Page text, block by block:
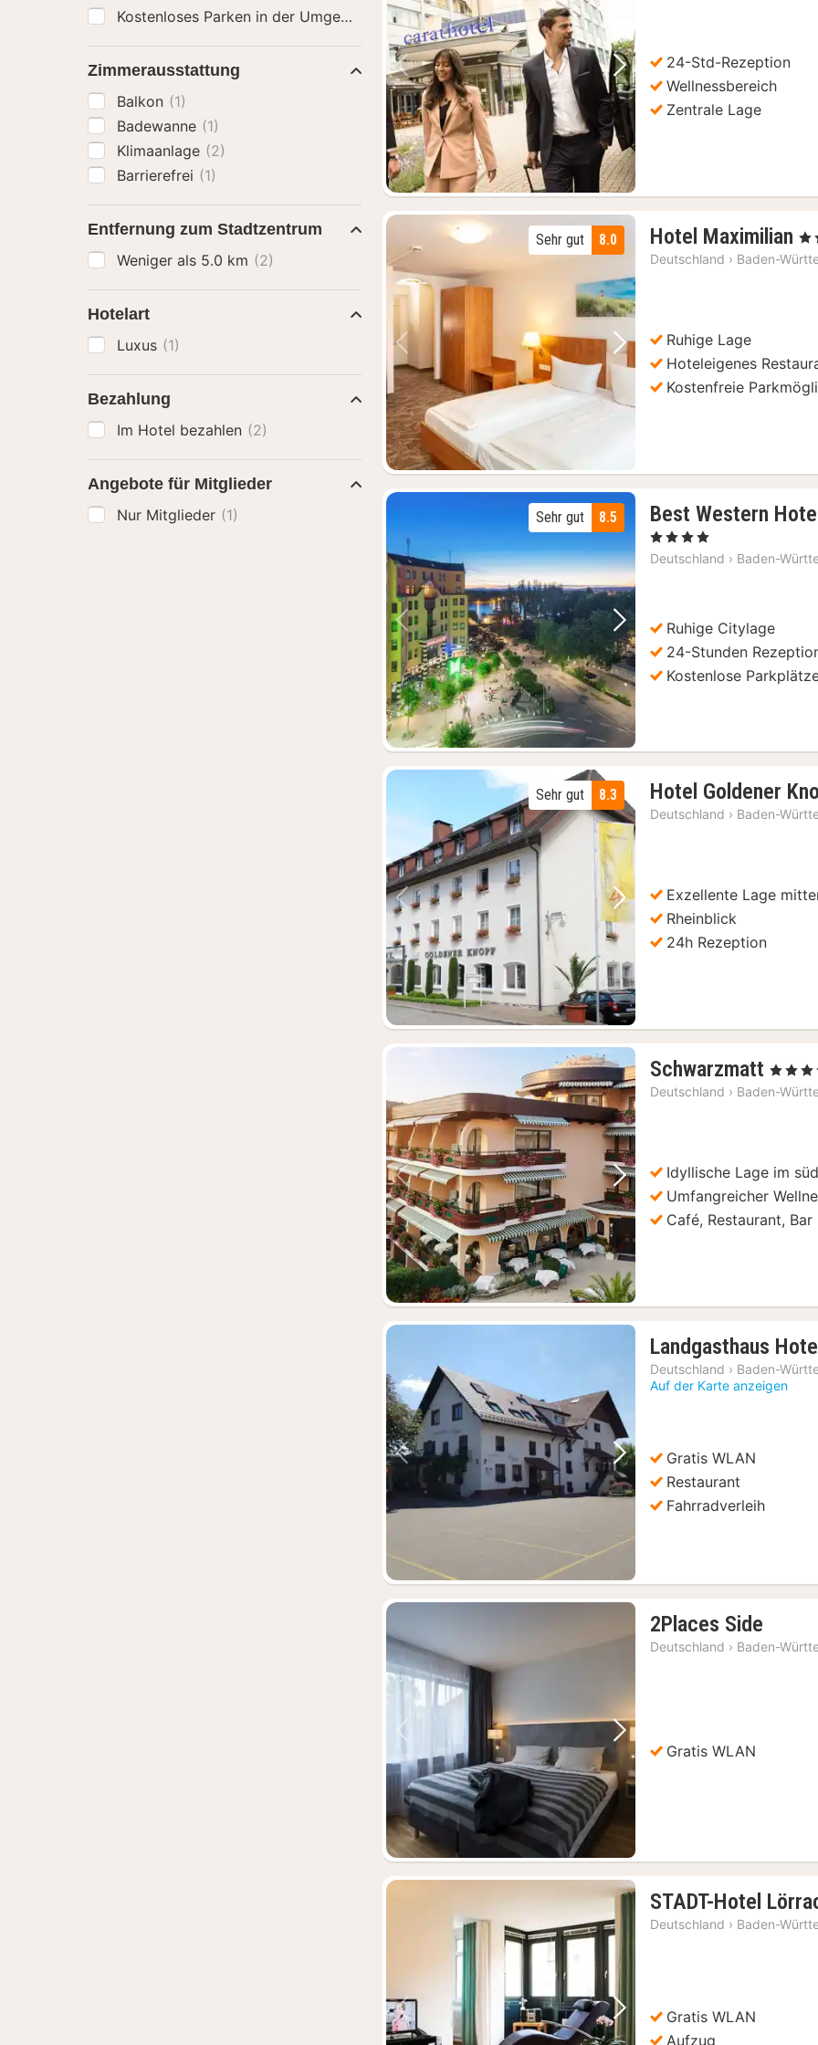
Vorheriges Bild Nächstes Bild
24-Std-Rezeption
Wellnessbereich
Zentrale Lage
Vorheriges Bild Nächstes Bild
8.0
Sehr gut Hotel Maximilian 1
, 3
Deutschland › Baden-
Ruhige Lage
Hoteleigenes
Kostenfreie
Vorheriges Bild Nächstes Bild
8.5
Sehr gut Best Western
, 4 Sterne
Deutschland › Baden-
Ruhige Citylage
24-Stunden
Kostenlose
Vorheriges Bild Nächstes Bild
8.3
Sehr gut Hotel Goldener
Deutschland › Baden-
Exzellente Lage
Rheinblick
24h Rezeption
Vorheriges Bild Nächstes Bild
Schwarzmatt 1
, 4 Sterne
Deutschland › Baden-
Idyllische Lage im
Umfangreicher
Café, Restaurant, Bar
Vorheriges Bild Nächstes Bild
Landgasthaus
Deutschland › Baden-
Auf der Karte anzeigen
Gratis WLAN
Restaurant
Fahrradverleih
Vorheriges Bild Nächstes Bild
2Places Side
Nacht
Deutschland › Baden-
Gratis WLAN
Vorheriges Bild Nächstes Bild
STADT-Hotel
Deutschland › Baden-
Gratis WLAN
Aufzug
Kostenloses Parken in der Umgebung an Samstagen und Sonntagen(1)
Zimmerausstattung
Balkon (1)
Badewanne (1)
Klimaanlage (2)
Barrierefrei (1)
Entfernung zum Stadtzentrum
Weniger als 5.0 km (2)
Hotelart
Luxus (1)
Bezahlung
Im Hotel bezahlen (2)
Angebote für Mitglieder
Nur Mitglieder (1)